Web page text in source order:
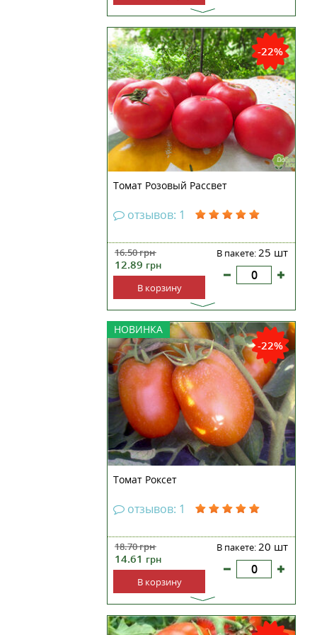
-22%
Томат Розовый рассвет – сорт
среднераннего срока
созревания. Удобен для
выращивания в открытом грунте
и в пленочных теплицах, не
требует особого ухода, но все же
рекомендуется растения
подвязывать и пасынковать,
тогда плодон...
Томат Розовый Рассвет
отзывов: 1
16.50грн
12.89 грн
В пакете:25 шт
В корзину
НОВИНКА
-22%
Томат Роксет – сорт
среднераннего срока
созревания. Предназначен для
выращивания в открытом грунте
и под пленочными укрытиями в
ЛПХ. Созревает через 120-125
дней после посева. Растение
детерминантное. Плоды
яйцевидной формы,...
Томат Роксет
отзывов: 1
18.70грн
14.61 грн
В пакете:20 шт
В корзину
Раннеспелый, имеет наибольшее